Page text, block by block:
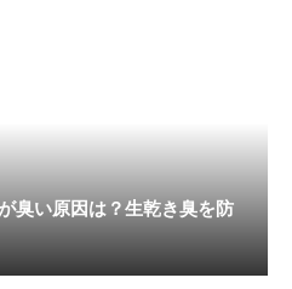
臭い原因は？生乾き臭を防